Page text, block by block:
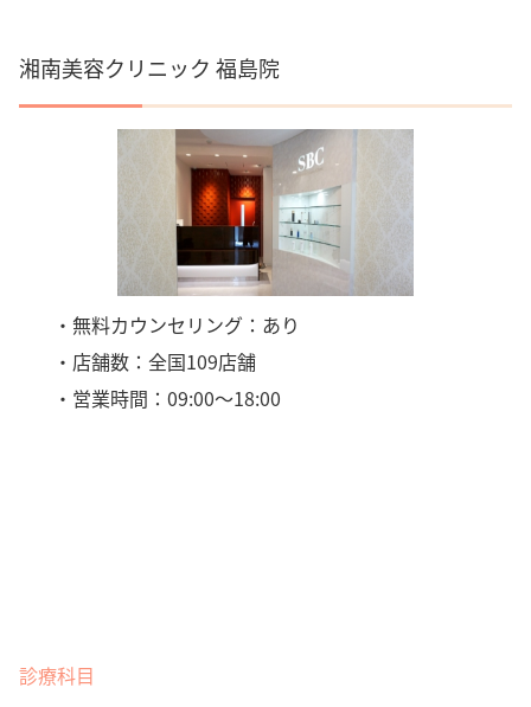
湘南美容クリニック 福島院
・無料カウンセリング：あり
・店舗数：全国109店舗
・営業時間：09:00〜18:00
診療科目